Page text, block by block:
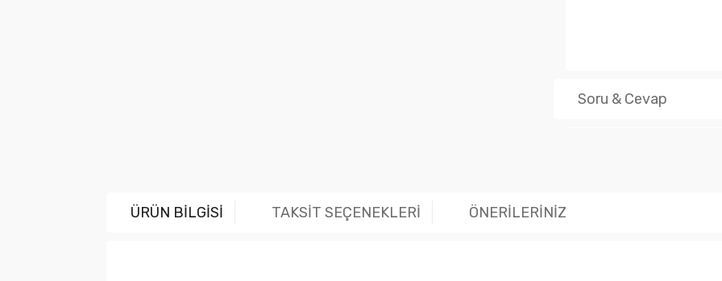
Soru & Cevap
ÜRÜN BİLGİSİ TAKSİT SEÇENEKLERİ ÖNERİLERİNİZ